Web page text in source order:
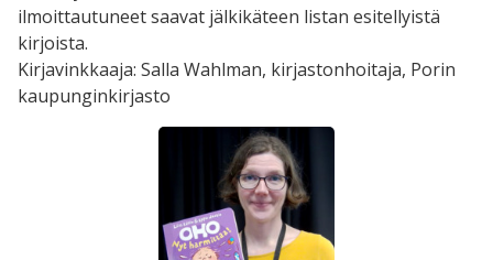
ilmoittautuneet saavat jälkikäteen listan esitellyistä
kirjoista.
Kirjavinkkaaja: Salla Wahlman, kirjastonhoitaja, Porin
kaupunginkirjasto